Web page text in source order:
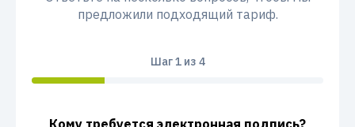
предложили подходящий тариф.
Шаг1из 4